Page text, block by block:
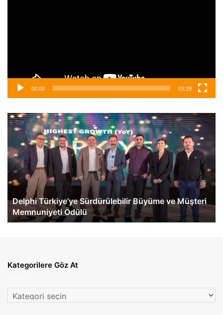
00:00 03:29
Delphi
Türkiye’ye
Sürdürülebilir
Büyüme
ve
Müşteri
Memnuniyeti
Delphi Türkiye’ye Sürdürülebilir Büyüme ve Müşteri
Memnuniyeti Ödülü
Kategorilere Göz At
Kategorilere
Göz